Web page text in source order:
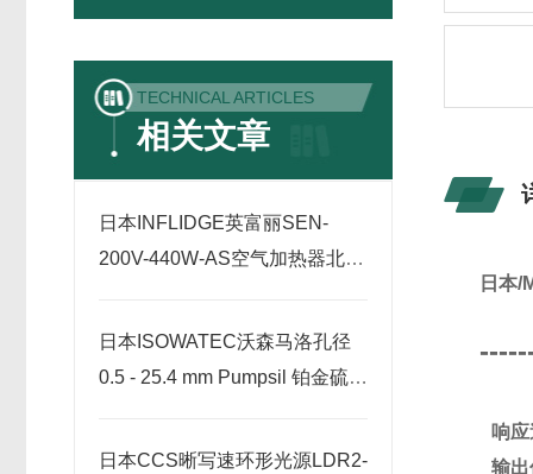
TECHNICAL ARTICLES
相关文章
日本INFLIDGE英富丽SEN-
200V-440W-AS空气加热器北崎
日本ISOWATEC沃森马洛孔径
0.5 - 25.4 mm Pumpsil 铂金硫化
日本CCS晰写速环形光源LDR2-
日本/
响
输